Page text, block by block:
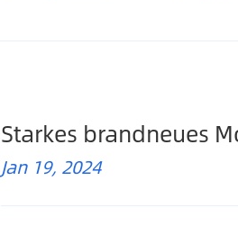
Starkes brandneues
Jan 19, 2024